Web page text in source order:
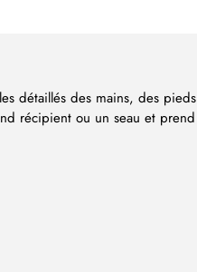
détaillés des mains, des pieds
récipient ou un seau et prend